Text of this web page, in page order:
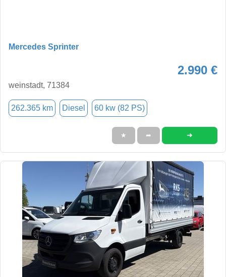
Mercedes Sprinter
2.990 €
weinstadt, 71384
262.365 km Diesel 60 kw (82 PS)
★ ➦ ➜